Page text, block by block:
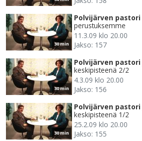
30 min
Polvijärven pastori
perustuksemme
11.3.09 klo 20.00
Jakso: 157
30 min
Polvijärven pastori
keskipisteenä 2/2
4.3.09 klo 20.00
Jakso: 156
30 min
Polvijärven pastori
keskipisteenä 1/2
25.2.09 klo 20.00
Jakso: 155